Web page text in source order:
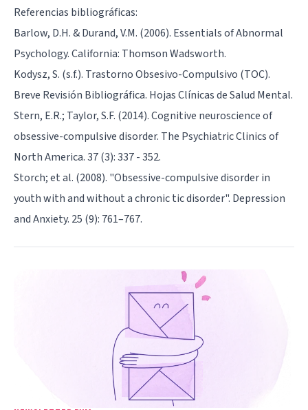
Referencias bibliográficas:
Barlow, D.H. & Durand, V.M. (2006). Essentials of Abnormal
Psychology. California: Thomson Wadsworth.
Kodysz, S. (s.f.). Trastorno Obsesivo-Compulsivo (TOC).
Breve Revisión Bibliográfica. Hojas Clínicas de Salud Mental.
Stern, E.R.; Taylor, S.F. (2014). Cognitive neuroscience of
obsessive-compulsive disorder. The Psychiatric Clinics of
North America. 37 (3): 337 - 352.
Storch; et al. (2008). "Obsessive-compulsive disorder in
youth with and without a chronic tic disorder". Depression
and Anxiety. 25 (9): 761–767.